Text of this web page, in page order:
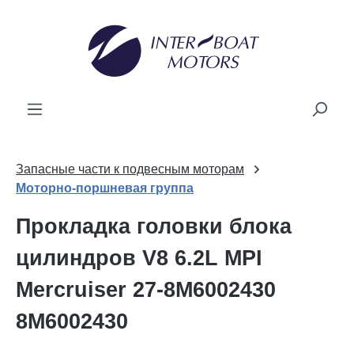
Запасные части к подвесным моторам
Моторно-поршневая группа
Прокладка головки блока
цилиндров V8 6.2L MPI
Mercruiser 27-8M6002430
8M6002430